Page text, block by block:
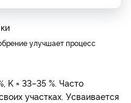
K = 33–35 %. Часто
участках. Усваивается